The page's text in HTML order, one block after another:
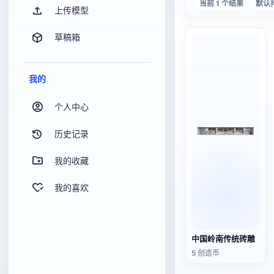
上传模型
草稿箱
我的
个人中心
历史记录
我的收藏
我的喜欢
当前 1 个结果 默认
中国岭南传统砖雕
5 创造币